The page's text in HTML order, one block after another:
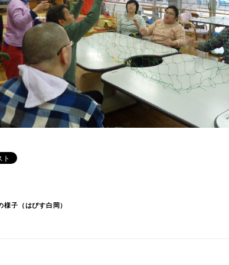
様子（はぴす白岡）